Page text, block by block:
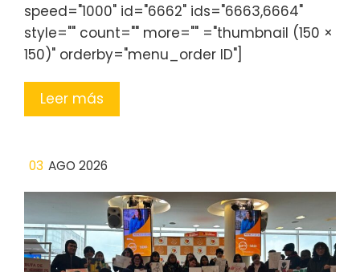
speed="1000" id="6662" ids="6663,6664"
style="" count="" more="" ="thumbnail (150 ×
150)" orderby="menu_order ID"]
Leer más
03 AGO 2026